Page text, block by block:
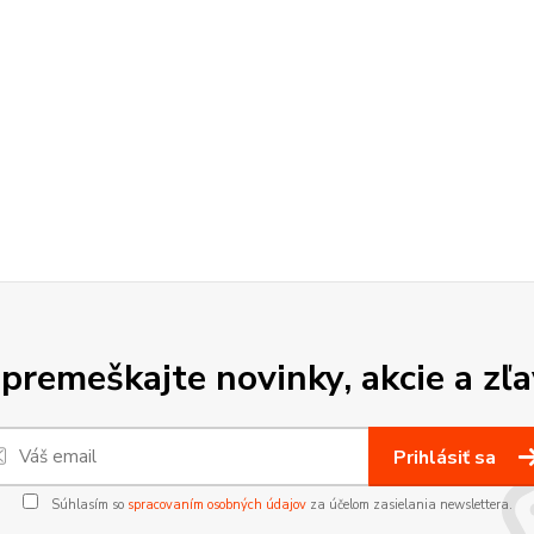
novinky, akcie a
Prihlásiť sa
Súhlasím so spracovaním osobných údajovza účelom zasielania newslettera.